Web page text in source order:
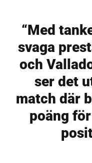
“Med
svaga
och
ser det
match där
poäng